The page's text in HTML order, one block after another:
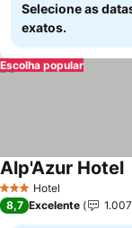
Selecione as
exatos.
Escolha popular
3 EstrelasHotel
Alp'Azur Hotel
8,7 Excelente 1.007